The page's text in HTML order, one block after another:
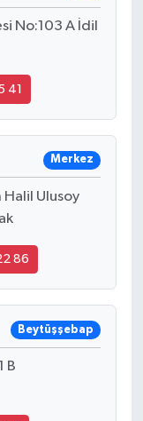
No:103 A İdil
41
Merkez
Halil Ulusoy
86
Beytüşşebap
B